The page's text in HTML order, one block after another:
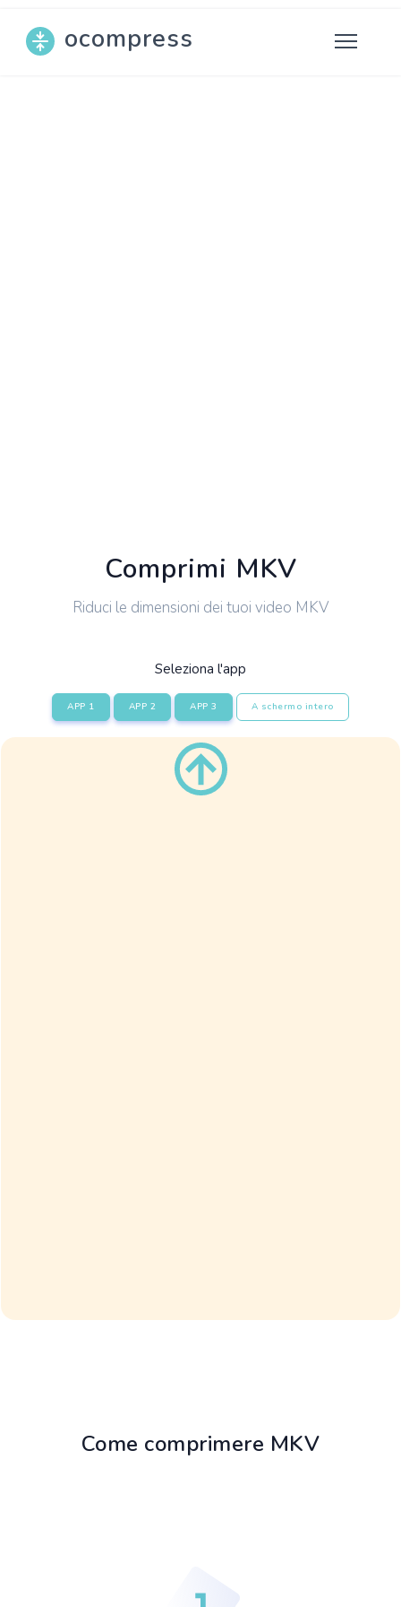
ocompress
Comprimi MKV
Riduci le dimensioni dei tuoi video MKV
Seleziona l'app
APP 1 APP 2 APP 3 A schermo intero
Come comprimere MKV